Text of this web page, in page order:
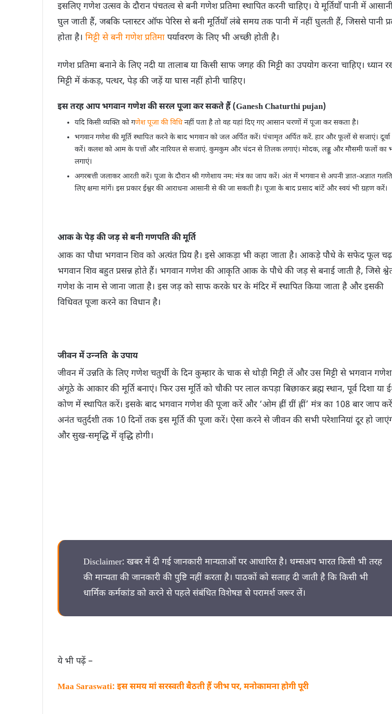
इसलिए गणेश उत्सव के दौरान पंचतत्व से बनी गणेश प्रतिमा स्थापित करनी चाहिए। ये मूर्तियाँ पानी में
घुल जाती हैं, जबकि प्लास्टर ऑफ पेरिस से बनी मूर्तियाँ लंबे समय तक पानी में नहीं घुलती हैं, जिससे पानी
होता है। मिट्टी से बनी गणेश प्रतिमा पर्यावरण के लिए भी अच्छी होती है।
गणेश प्रतिमा बनाने के लिए नदी या तालाब या किसी साफ जगह की मिट्टी का उपयोग करना चाहिए। ध्यान
मिट्टी में कंकड़, पत्थर, पेड़ की जड़ें या घास नहीं होनी चाहिए।
इस तरह आप भगवान गणेश की सरल पूजा कर सकते हैं (Ganesh Chaturthi pujan)
यदि किसी व्यक्ति को गणेश पूजा की विधिनहीं पता है तो वह यहां दिए गए आसान चरणों में पूजा कर सकता है।
भगवान गणेश की मूर्ति स्थापित करने के बाद भगवान को जल अर्पित करें। पंचामृत अर्पित करें. हार और फूलों से सजाएं। दूर्वा
करें। कलश को आम के पत्तों और नारियल से सजाएं. कुमकुम और चंदन से तिलक लगाएं। मोदक, लड्डू और मौसमी फलों का
लगाएं।
अगरबत्ती जलाकर आरती करें। पूजा के दौरान श्री गणेशाय नम: मंत्र का जाप करें। अंत में भगवान से अपनी ज्ञात-अज्ञात
लिए क्षमा मांगें। इस प्रकार ईश्वर की आराधना आसानी से की जा सकती है। पूजा के बाद प्रसाद बांटें और स्वयं भी ग्रहण करें।
आक के पेड़ की जड़ से बनी गणपति की मूर्ति
आक का पौधा भगवान शिव को अत्यंत प्रिय है। इसे आकड़ा भी कहा जाता है। आकड़े पौधे के सफेद फूल
भगवान शिव बहुत प्रसन्न होते हैं। भगवान गणेश की आकृति आक के पौधे की जड़ से बनाई जाती है, जिसे
गणेश के नाम से जाना जाता है। इस जड़ को साफ करके घर के मंदिर में स्थापित किया जाता है और इसकी
विधिवत पूजा करने का विधान है।
जीवन में उन्‍नति के उपाय
जीवन में उन्नति के लिए गणेश चतुर्थी के दिन कुम्हार के चाक से थोड़ी मिट्टी लें और उस मिट्टी से भगवान
अंगूठे के आकार की मूर्ति बनाएं। फिर उस मूर्ति को चौकी पर लाल कपड़ा बिछाकर ब्रह्म स्थान, पूर्व दिशा या
कोण में स्थापित करें। इसके बाद भगवान गणेश की पूजा करें और ‘ओम ह्रीं ग्रीं ह्रीं’ मंत्र का 108 बार जाप
अनंत चतुर्दशी तक 10 दिनों तक इस मूर्ति की पूजा करें। ऐसा करने से जीवन की सभी परेशानियां दूर हो
और सुख-समृद्धि में वृद्धि होगी।
Disclaimer: खबर में दी गई जानकारी मान्यताओं पर आधारित है। थम्सअप भारत किसी भी तरह
की मान्यता की जानकारी की पुष्टि नहीं करता है। पाठकों को सलाह दी जाती है कि किसी भी
धार्मिक कर्मकांड को करने से पहले संबंधित विशेषज्ञ से परामर्श जरूर लें।
ये भी पढ़ें –
Maa Saraswati: इस समय मां सरस्वती बैठती हैं जीभ पर, मनोकामना होगी पूरी